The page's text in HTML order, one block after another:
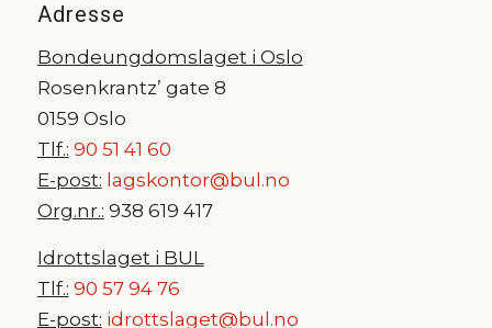
Adresse
Bondeungdomslaget i Oslo
Rosenkrantz’ gate 8
0159 Oslo
Tlf.: 90 51 41 60
E-post: lagskontor@bul.no
Org.nr.: 938 619 417
Idrottslaget i BUL
Tlf.: 90 57 94 76
E-post: idrottslaget@bul.no